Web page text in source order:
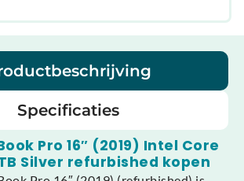
Specificaties
Pro 16″ (2019) Intel Core
Silver refurbished kopen